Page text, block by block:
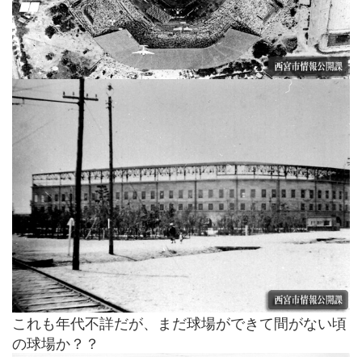
これも年代不詳だが、まだ球場ができて間がない頃
の球場か？？